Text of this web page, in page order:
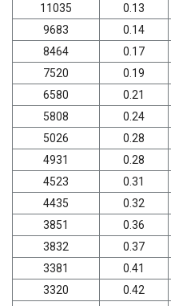
11035
0.13
9683
0.14
8464
0.17
7520
0.19
6580
0.21
5808
0.24
5026
0.28
4931
0.28
4523
0.31
4435
0.32
3851
0.36
3832
0.37
3381
0.41
3320
0.42